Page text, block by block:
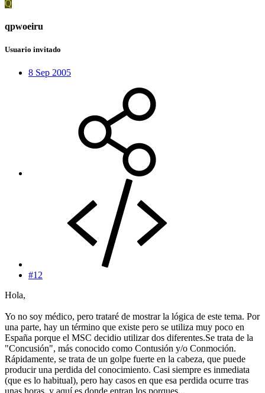
Q
qpwoeiru
Usuario invitado
8 Sep 2005
#12
Hola,
Yo no soy médico, pero trataré de mostrar la lógica de este tema. Por
una parte, hay un término que existe pero se utiliza muy poco en
España porque el MSC decidio utilizar dos diferentes.Se trata de la
"Concusión", más conocido como Contusión y/o Conmoción.
Rápidamente, se trata de un golpe fuerte en la cabeza, que puede
producir una perdida del conocimiento. Casi siempre es inmediata
(que es lo habitual), pero hay casos en que esa perdida ocurre tras